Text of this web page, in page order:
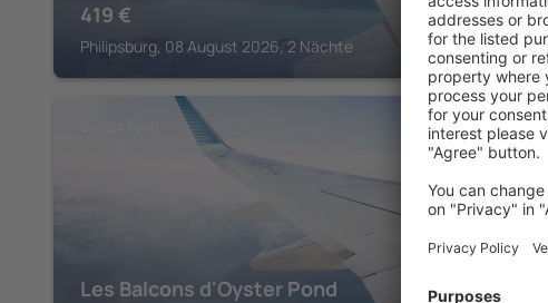
419 €
Philipsburg, 08 August 2026, 2 Nächte
Les Balcons d'Oyster Pond